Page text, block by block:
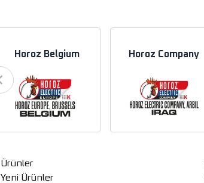
Horoz Belgium Horoz Company
Ürünler
Yeni Ürünler